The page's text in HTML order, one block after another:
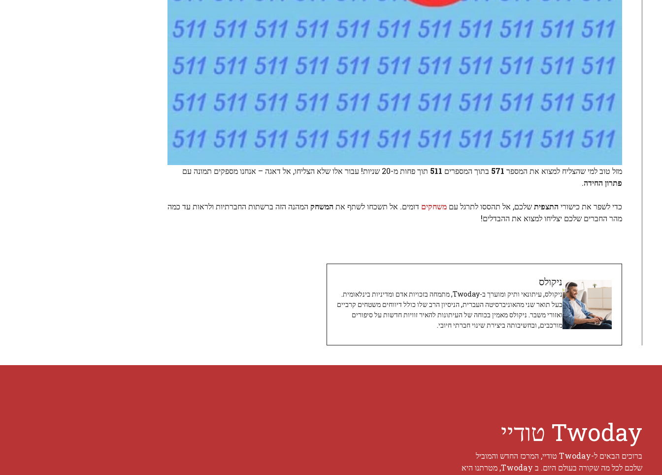
מזל טוב למי שהצליח למצוא את המספר 571 בתוך המספרים 511 תוך פחות מ-20 שניות! עבור אלו שלא הצליחו, אל דאגה – אנחנו מספקים תמונה עם
פתרון החידה.
כדי לשפר את כישורי התצפיתשלכם, אל תהססו לתרגל עם משחקים דומים. אל תשכחו לשתף את המשחק המהנה הזה ברשתות החברתיות ולראות עד כמה
מהר החברים שלכם יצליחו למצוא את ההבדלים!
ניקולס
ניקולס, עיתונאי ותיק ומוערך ב-Twoday, מתמחה בזכויות אדם ומדיניות בינלאומית.
בעל תואר שני מהאוניברסיטה העברית, הניסיון הרב שלו כולל דיווחים משטחים קרביים
ואזורי משבר. ניקולס מאמין בכוחה של העיתונות להאיר זוויות חדשות על סיפורים
מורכבים, ובחשיבותה ביצירת שינוי חברתי חיובי.
Twoday טודיי
ברוכים הבאים ל-Twoday טודיי, המרכז החדש והמוביל
שלכם לכל מה שקורה בעולם היום. ב Twoday, מטרתנו היא